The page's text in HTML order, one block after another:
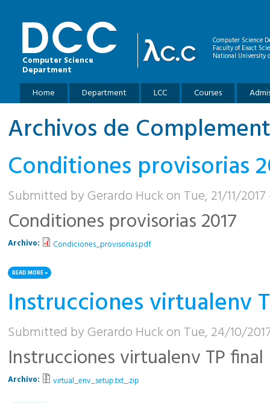
Computer Science
Department
Computer Science
Faculty of Exact
National University
Main menu
Home Department LCC Courses
Archivos de
Conditiones provisorias
Submitted byGerardo Huckon Tue, 21/11/2017
Conditiones provisorias 2017
Archivo: Condiciones_provisorias.pdf
READ MOREABOUT CONDITIONES PROVISORIAS 2017
Instrucciones virtualenv
Submitted byGerardo Huckon Tue, 24/10/
Instrucciones virtualenv TP final
Archivo: virtual_env_setup.txt_.zip